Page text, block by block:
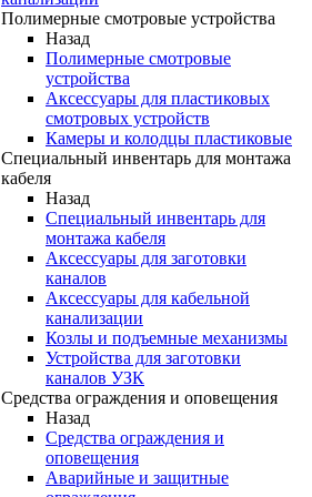
Полимерные смотровые устройства
Назад
Полимерные смотровые
устройства
Аксессуары для пластиковых
смотровых устройств
Камеры и колодцы пластиковые
Специальный инвентарь для монтажа
кабеля
Назад
Специальный инвентарь для
монтажа кабеля
Аксессуары для заготовки
каналов
Аксессуары для кабельной
канализации
Козлы и подъемные механизмы
Устройства для заготовки
каналов УЗК
Средства ограждения и оповещения
Назад
Средства ограждения и
оповещения
Аварийные и защитные